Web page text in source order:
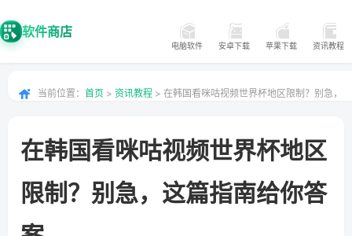
软件商店
电脑软件 安卓下载 苹果下载 资讯教程
当前位置： 首页 > 资讯教程 > 在韩国看咪咕视频世界杯地区限制？别急，
在韩国看咪咕视频世界杯地区
限制？别急，这篇指南给你答